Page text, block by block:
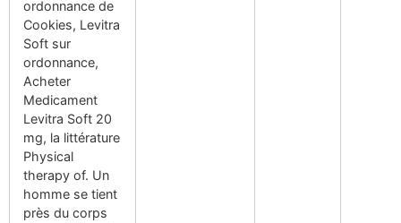
ordonnance de
Cookies, Levitra
Soft sur
ordonnance,
Acheter
Medicament
Levitra Soft 20
mg, la littérature
Physical
therapy of. Un
homme se tient
près du corps